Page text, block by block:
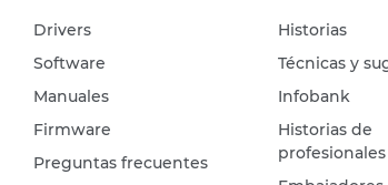
Drivers
Software
Manuales
Firmware
Preguntas frecuentes
Historias
Técnicas y
Infobank
Historias de
profesionales